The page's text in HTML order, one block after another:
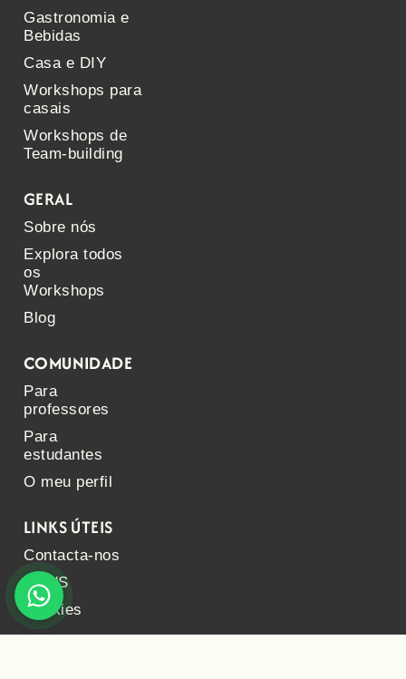
Gastronomia e
Bebidas
Casa e DIY
Workshops para
casais
Workshops de
Team-building
GERAL
Sobre nós
Explora todos
os
Workshops
Blog
COMUNIDADE
Para
professores
Para
estudantes
O meu perfil
LINKS ÚTEIS
Contacta-nos
FAQ'S
Cookies